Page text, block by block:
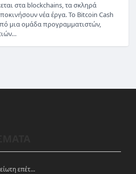
στα blockchains, τα σκληρά
νέα έργα. Το Bitcoin Cash
μια ομάδα προγραμματιστών,
Bitcoin Pizza. Μία αξιοσημείωτη επέτειος.